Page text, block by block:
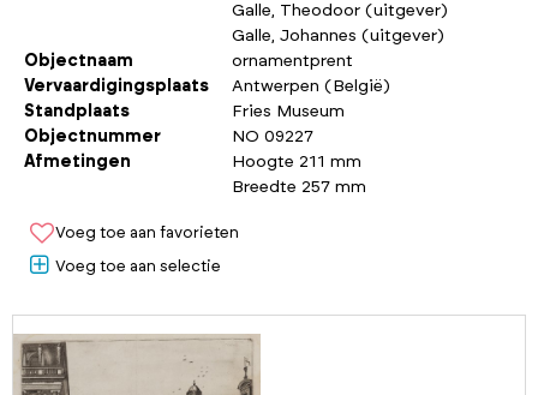
Galle, Theodoor (uitgever)
Galle, Johannes (uitgever)
Objectnaam
ornamentprent
Vervaardigingsplaats
Antwerpen (België)
Standplaats
Fries Museum
Objectnummer
NO 09227
Afmetingen
Hoogte 211 mm
Breedte 257 mm
Voeg toe aan favorieten
Voeg toe aan selectie